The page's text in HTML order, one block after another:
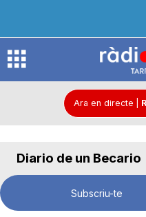
R
Ara en directe
Diario de un Becario
Subscriu-te